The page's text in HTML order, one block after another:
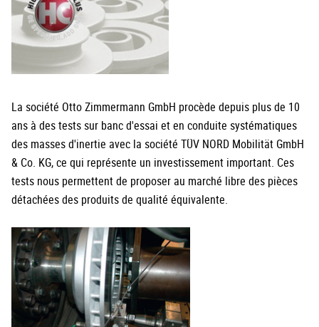
La société Otto Zimmermann GmbH procède depuis plus de 10
ans à des tests sur banc d'essai et en conduite systématiques
des masses d'inertie avec la société TÜV NORD Mobilität GmbH
& Co. KG, ce qui représente un investissement important. Ces
tests nous permettent de proposer au marché libre des pièces
détachées des produits de qualité équivalente.